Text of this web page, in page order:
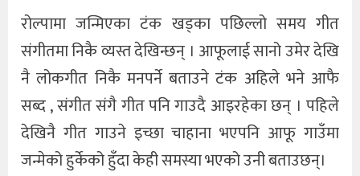
रोल्पामा जन्मिएका टंक खड्का पछिल्लो समय गीत
संगीतमा निकै व्यस्त देखिन्छन् । आफूलाई सानो उमेर देखि
नै लोकगीत निकै मनपर्ने बताउने टंक अहिले भने आफै
सब्द , संगीत संगै गीत पनि गाउदै आइरहेका छन् । पहिले
देखिनै गीत गाउने इच्छा चाहाना भएपनि आफू गाउँमा
जन्मेको हुर्केको हुँदा केही समस्या भएको उनी बताउछन्।